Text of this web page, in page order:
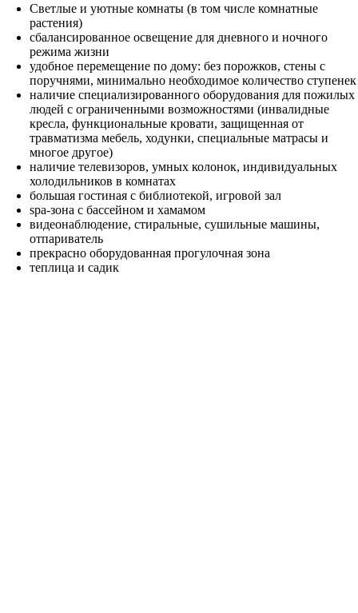
Светлые и уютные комнаты (в том числе комнатные
растения)
сбалансированное освещение для дневного и ночного
режима жизни
удобное перемещение по дому: без порожков, стены с
поручнями, минимально необходимое количество ступенек
наличие специализированного оборудования для пожилых
людей с ограниченными возможностями (инвалидные
кресла, функциональные кровати, защищенная от
травматизма мебель, ходунки, специальные матрасы и
многое другое)
наличие телевизоров, умных колонок, индивидуальных
холодильников в комнатах
большая гостиная с библиотекой, игровой зал
spa-зона с бассейном и хамамом
видеонаблюдение, стиральные, сушильные машины,
отпариватель
прекрасно оборудованная прогулочная зона
теплица и садик